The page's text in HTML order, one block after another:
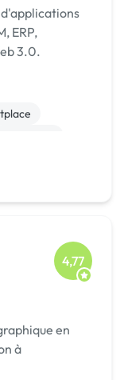
Web 3.0.
4,77
en
à